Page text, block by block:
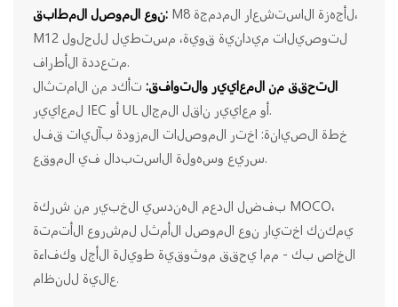
نوع الموصل المطابق: M8 لأجهزة الاستشعار المدمجة،
M12 لتوصيلات ميدانية قوية، مستطيل للحلول
متعددة الأطراف.
التحقق من المعايير والتوافق:تأكد من الامتثال
لمعايير IEC أو UL أو معايير ناقل المجال.
خطة الصيانة: اختر الموصلات المزودة بآليات قفل
سريع وسهولة الاستبدال في الموقع.
بفضل الدعم الهندسي الخبير من شركة MOCO،
يمكنك اختيار نوع الموصل الأمثل لمشروع الأتمتة
الخاص بك - مما يحقق موثوقية طويلة الأجل وكفاءة
عالية للنظام.